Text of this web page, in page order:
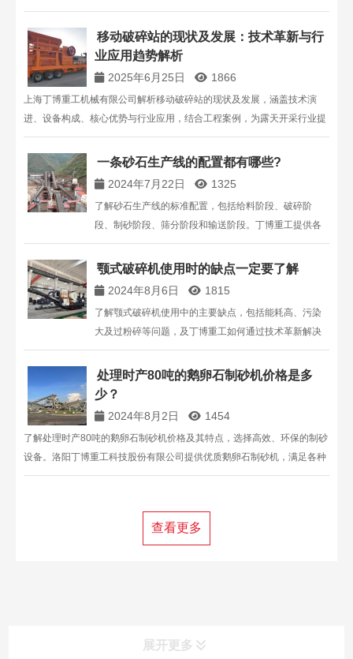
如何提高产量，确保高质量的机制砂生产。
移动破碎站的现状及发展：技术革新与行
业应用趋势解析​​​​
2025年6月25日 1866
上海丁博重工机械有限公司解析移动破碎站的现状及发展，涵盖技术演
进、设备构成、核心优势与行业应用，结合工程案例，为露天开采行业提
供移动破碎站解决方案参考。
一条砂石生产线的配置都有哪些?
2024年7月22日 1325
了解砂石生产线的标准配置，包括给料阶段、破碎阶
段、制砂阶段、筛分阶段和输送阶段。丁博重工提供各
种型号的破碎机、制砂机、筛分机和输送设备，确保砂
石生产线的高效运行。咨询我们获取专业建议和设备解
颚式破碎机使用时的缺点一定要了解
2024年8月6日 1815
了解颚式破碎机使用中的主要缺点，包括能耗高、污染
大及过粉碎等问题，及丁博重工如何通过技术革新解决
这些问题。
处理时产80吨的鹅卵石制砂机价格是多
少？
2024年8月2日 1454
了解处理时产80吨的鹅卵石制砂机价格及其特点，选择高效、环保的制砂
设备。洛阳丁博重工科技股份有限公司提供优质鹅卵石制砂机，满足各种
生产需求。点击获取详细信息和报价。
查看更多
展开更多